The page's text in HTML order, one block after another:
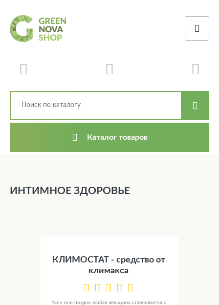
Каталог товаров
ИНТИМНОЕ ЗДОРОВЬЕ
КЛИМОСТАТ - средство от
климакса
Рано или поздно любая женщина сталкивается с